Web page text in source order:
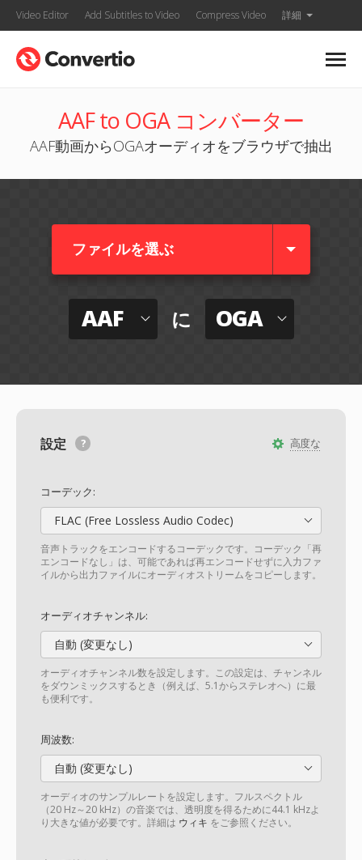
Video Editor Add Subtitles to Video Compress Video 詳細
AAF to OGA コンバーター
AAF動画からOGAオーディオをブラウザで抽出
ファイルを選ぶ
AAF に OGA
高度な
設定
コーデック:
FLAC (Free Lossless Audio Codec)
音声トラックをエンコードするコーデックです。コーデック「再
エンコードなし」は、可能であれば再エンコードせずに入力ファ
イルから出力ファイルにオーディオストリームをコピーします。
オーディオチャンネル:
自動 (変更なし)
オーディオチャンネル数を設定します。この設定は、チャンネル
をダウンミックスするとき（例えば、5.1からステレオへ）に最
も便利です。
周波数:
自動 (変更なし)
オーディオのサンプルレートを設定します。フルスペクトル
（20 Hz～20 kHz）の音楽では、透明度を得るために44.1 kHzよ
り大きな値が必要です。詳細は ウィキ をご参照ください。